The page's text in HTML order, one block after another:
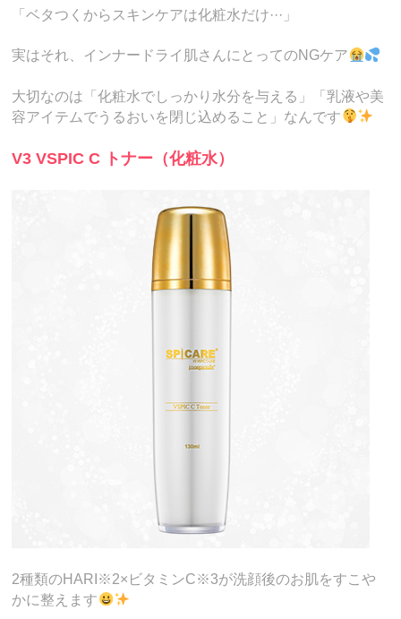
「ベタつくからスキンケアは化粧水だけ···」
実はそれ、インナードライ肌さんにとってのNGケア
大切なのは「化粧水でしっかり水分を与える」「乳液や美
容アイテムでうるおいを閉じ込めること」なんです
V3 VSPIC C トナー（化粧水）
2種類のHARI※2×ビタミンC※3が洗顔後のお肌をすこや
かに整えます